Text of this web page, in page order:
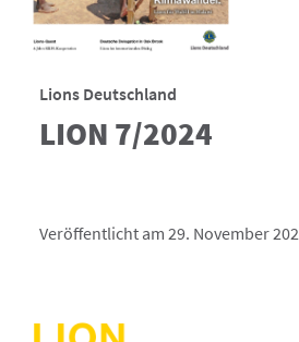
Lions Deutschland
LION 7/2024
Veröffentlicht am 29. November